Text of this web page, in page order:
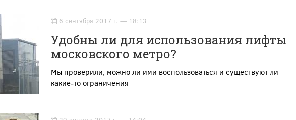
6 сентября 2017 г. — 18:13
Удобны ли для использования лифты
московского метро?
Мы проверили, можно ли ими воспользоваться и существуют ли
какие-то ограничения